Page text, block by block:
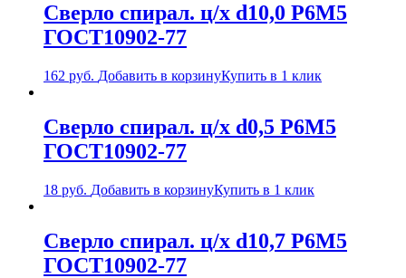
Сверло спирал. ц/х d10,0 Р6М5
ГОСТ10902-77
162 руб. Добавить в корзинуКупить в 1 клик
Сверло спирал. ц/х d0,5 Р6М5
ГОСТ10902-77
18 руб. Добавить в корзинуКупить в 1 клик
Сверло спирал. ц/х d10,7 Р6М5
ГОСТ10902-77